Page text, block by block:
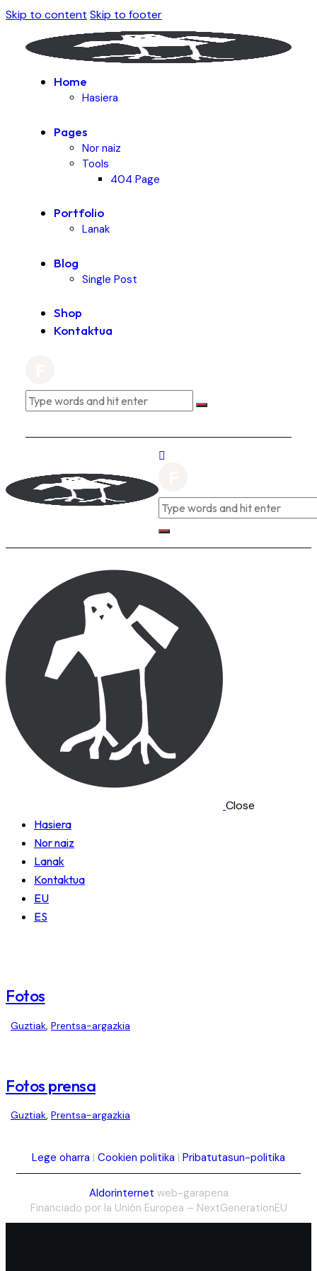
Skip to content Skip to footer
Home
Hasiera
Pages
Nor naiz
Tools
404 Page
Portfolio
Lanak
Blog
Single Post
Shop
Kontaktua
Close
Hasiera
Nor naiz
Lanak
Kontaktua
EU
ES
Fotos
Guztiak, Prentsa-argazkia
Fotos prensa
Guztiak, Prentsa-argazkia
Lege oharra | Cookien politika | Pribatutasun-politika
Aldorinternet web-garapena
Financiado por la Unión Europea – NextGenerationEU